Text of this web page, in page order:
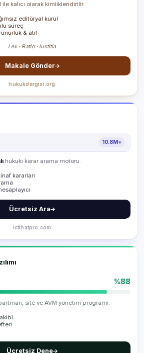
kalıcı olarak kimliklendirilir.
editöryal kurul
süreç
& atıf
Lex · Ratio · Iustitia
Makale Gönder
hukukdergisi.org
10.8M+
hukuki karar arama motoru.
kararları
Ücretsiz Ara
ictihatpro.com
%88
site ve AVM yönetim programı.
Ücretsiz Dene